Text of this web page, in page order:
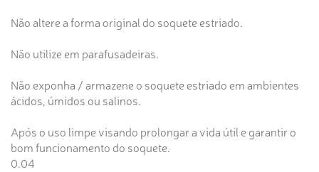
Não altere a forma original do soquete estriado.
Não utilize em parafusadeiras.
Não exponha / armazene o soquete estriado em ambientes
ácidos, úmidos ou salinos.
Após o uso limpe visando prolongar a vida útil e garantir o
bom funcionamento do soquete.
0.04